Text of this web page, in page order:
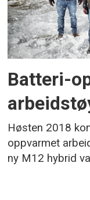
Batteri-
Høsten 2018
oppvarmet
ny M12 hybrid